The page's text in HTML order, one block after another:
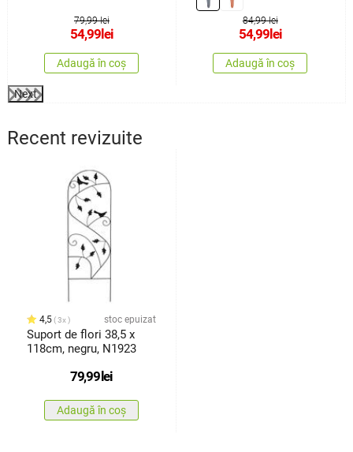
79,99 lei
54,99 lei
Adaugă în coș
84,99 lei
54,99 lei
Adaugă în coș
Next
Recent revizuite
4,5 3x stoc epuizat
Suport de flori 38,5 x
118cm, negru, N1923
79,99lei
Adaugă în coș